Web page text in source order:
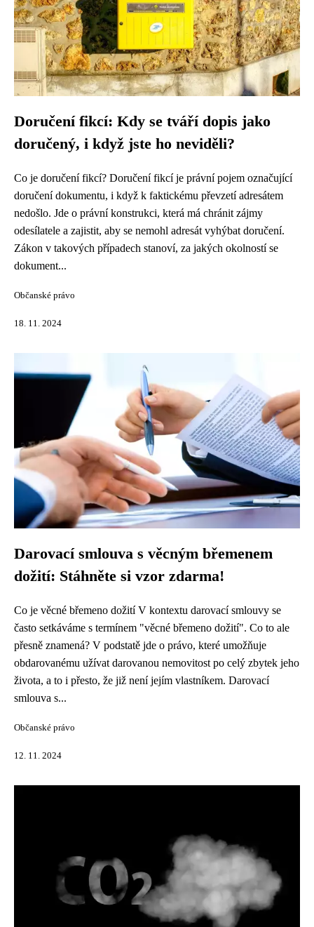
Doručení fikcí: Kdy se tváří dopis jako
doručený, i když jste ho neviděli?
Co je doručení fikcí? Doručení fikcí je právní pojem označující
doručení dokumentu, i když k faktickému převzetí adresátem
nedošlo. Jde o právní konstrukci, která má chránit zájmy
odesílatele a zajistit, aby se nemohl adresát vyhýbat doručení.
Zákon v takových případech stanoví, za jakých okolností se
dokument...
Občanské právo
18. 11. 2024
Darovací smlouva s věcným břemenem
dožití: Stáhněte si vzor zdarma!
Co je věcné břemeno dožití V kontextu darovací smlouvy se
často setkáváme s termínem "věcné břemeno dožití". Co to ale
přesně znamená? V podstatě jde o právo, které umožňuje
obdarovanému užívat darovanou nemovitost po celý zbytek jeho
života, a to i přesto, že již není jejím vlastníkem. Darovací
smlouva s...
Občanské právo
12. 11. 2024